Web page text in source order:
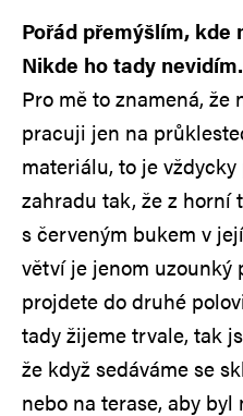
Pořád přemýšlím, kde
Nikde ho tady
Pro mě to znamená, že
pracuji jen na
materiálu, to je
zahradu tak, že z horní
s červeným bukem v
větví je jenom uzounký
projdete do druhé
tady žijeme trvale, tak
že když sedáváme se
nebo na terase, aby